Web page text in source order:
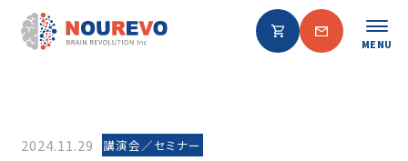
MENU
2024.11.29 講演会／セミナー